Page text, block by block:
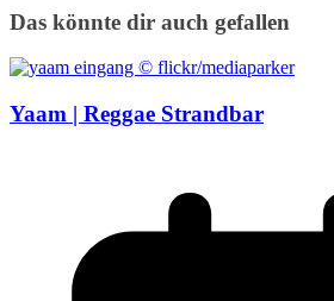
Das könnte dir auch gefallen
Yaam | Reggae Strandbar